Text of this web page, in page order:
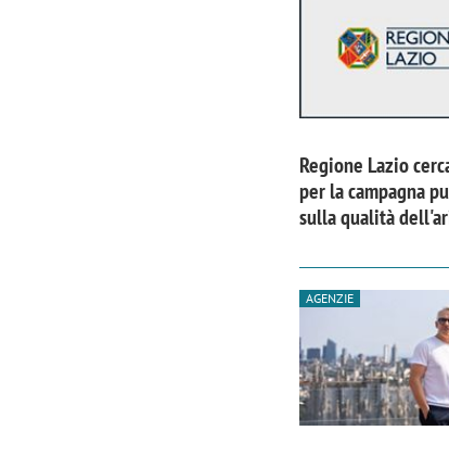
Regione Lazio
per la campagna
sulla qualità
AGENZIE
comunicazione crea un brand food:
«La